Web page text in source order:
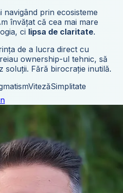
navigând prin ecosisteme
învățat că cea mai mare
ci lipsa de claritate.
de a lucra direct cu
ownership-ul tehnic, să
soluții. Fără birocrație inutilă.
VitezăSimplitate